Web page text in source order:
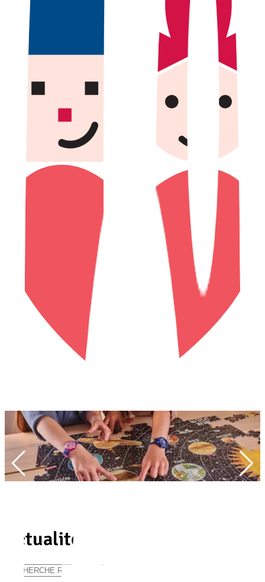
L'aventure cosmique commence ici avec la
nouvelle collection Cosmic Fun
Lire plus
Actualités